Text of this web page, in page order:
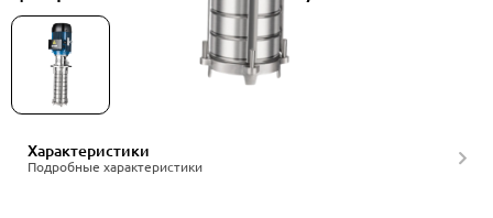
Характеристики
Подробные характеристики